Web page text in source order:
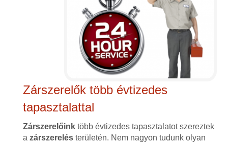
Zárszerelők több évtizedes
tapasztalattal
Zárszerelőinktöbb évtizedes tapasztalatot szereztek
a zárszerelésterületén. Nem nagyon tudunk olyan